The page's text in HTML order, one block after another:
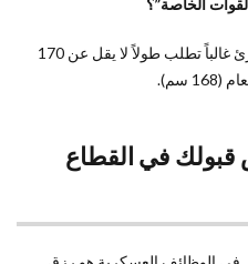
القوات الخاصة وقوات الطوارئ غالباً تطلب طولاً لا يقل عن 170
سم).
قبولك في القطاع